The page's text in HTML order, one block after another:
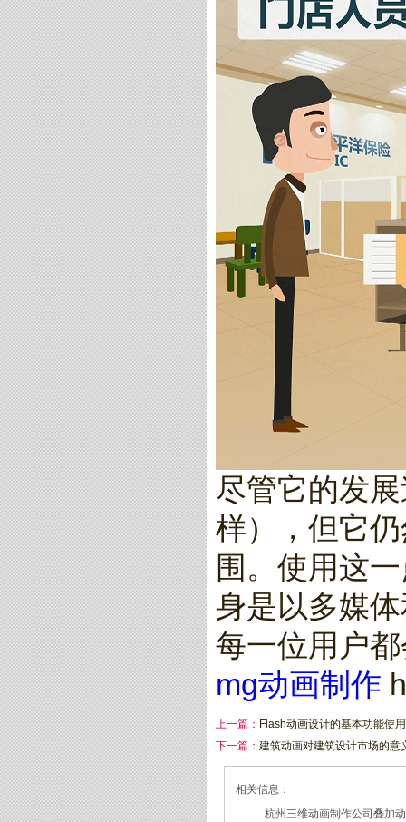
尽管它的发
样），但它
围。使用这
身是以多媒
每一位用户
mg动画制作
上一篇： Flash动画设计的基本功能使用
下一篇： 建筑动画对建筑设计市场的意
相关信息：
杭州三维动画制作公司叠加